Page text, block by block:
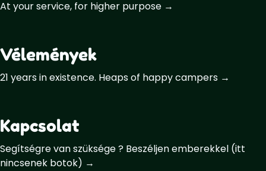
At your service, for higher purpose →
Vélemények
21 years in existence. Heaps of happy campers →
Kapcsolat
Segítségre van szüksége ? Beszéljen emberekkel (itt
nincsenek botok) →